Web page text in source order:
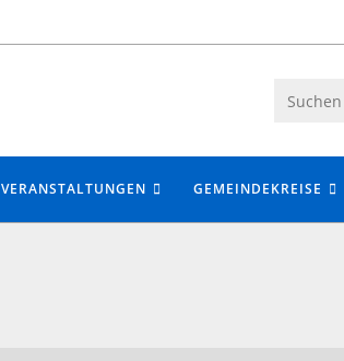
Diese
VERANSTALTUNGEN GEMEINDEKREISE